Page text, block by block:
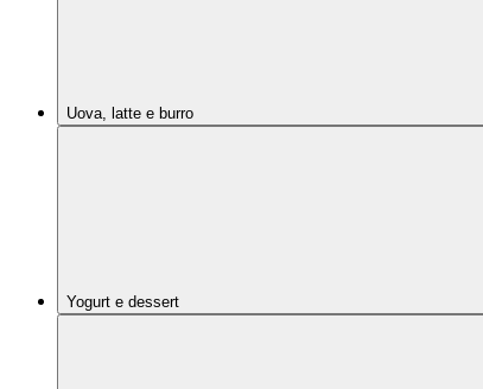
Uova, latte e burro
Yogurt e dessert